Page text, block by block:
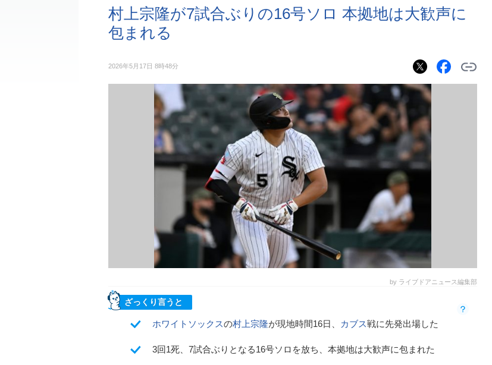
村上宗隆が7試合ぶりの16号ソロ 本拠地は大歓声に
包まれる
2026年5月17日 8時48分
by ライブドアニュース編集部
ざっくり言うと
ホワイトソックスの村上宗隆が現地時間16日、 カブス戦に先発出場した
3回1死、7試合ぶりとなる16号ソロを放ち、本拠地は大歓声に包まれた